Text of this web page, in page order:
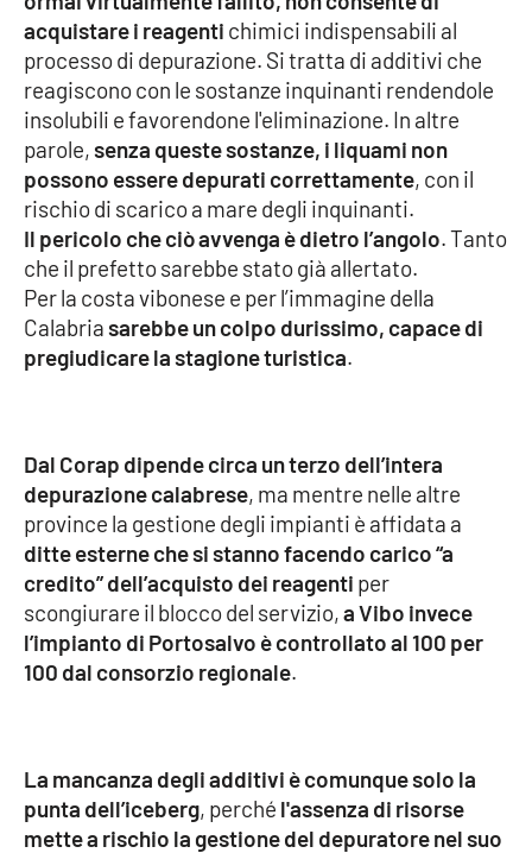
Sanità
Società
Sport
RUBRICHE
Good Morning Vietnam
Parchi Marini Calabria
Imprese Di Calabria
Le perfidie di Antonella Grippo
Venti di comunicazione
STREAMING
LaC Network
acquistare i reagenti chimici indispensabili al
processo di depurazione. Si tratta di additivi che
reagiscono con le sostanze inquinanti rendendole
insolubili e favorendone l'eliminazione. In altre
parole,senza queste sostanze, i liquami non
possono essere depurati correttamente, con il
rischio di scarico a mare degli inquinanti.
Il pericolo che ciò avvenga è dietro l’angolo. Tanto
che il prefetto sarebbe stato già allertato.
Per la costa vibonese e per l’immagine della
Calabriasarebbe un colpo durissimo, capace di
pregiudicare la stagione turistica.
Dal Corap dipende circa un terzo dell’intera
depurazione calabrese, ma mentre nelle altre
province la gestione degli impianti è affidata a
ditte esterne che si stanno facendo carico “a
credito” dell’acquisto dei reagenti per
scongiurare il blocco del servizio,a Vibo invece
l’impianto di Portosalvo è controllato al 100 per
100 dal consorzio regionale.
La mancanza degli additivi è comunque solo la
punta dell’iceberg, perché l'assenza di risorse
mette a rischio la gestione del depuratore nel suo